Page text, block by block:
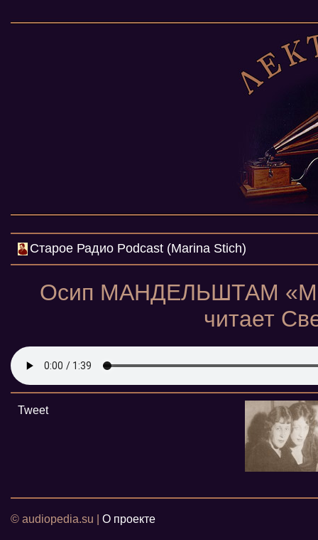
Cтарое Радио Podcast (Marina Stich)
Осип МАНДЕЛЬШТАМ
читает
Tweet
© audiopedia.su | О проекте